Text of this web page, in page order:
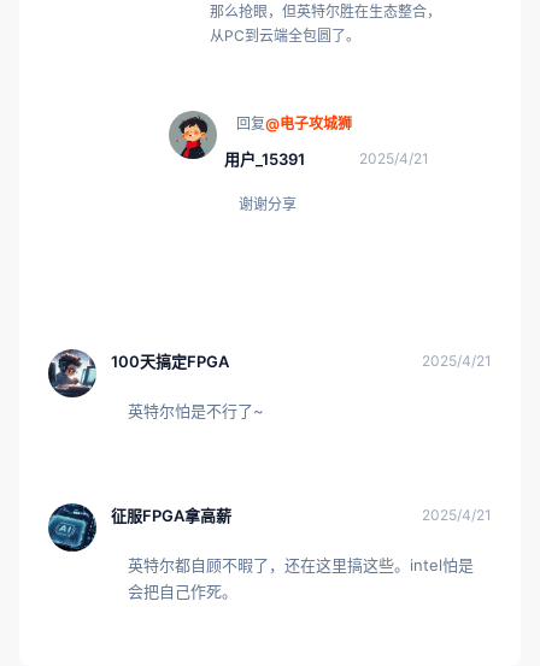
那么抢眼，但英特尔胜在生态整合，
从PC到云端全包圆了。
回复@电子攻城狮
用户_15391 2025/4/21
谢谢分享
100天搞定FPGA 2025/4/21
英特尔怕是不行了~
征服FPGA拿高薪 2025/4/21
英特尔都自顾不暇了，还在这里搞这些。intel怕是
会把自己作死。